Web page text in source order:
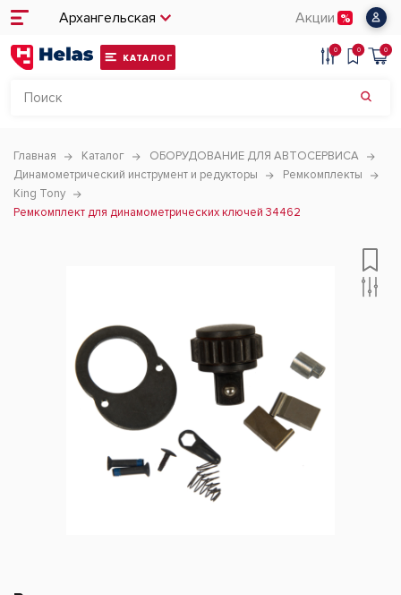
Архангельская Акции
КАТАЛОГ
0 0 0
Главная Каталог
ОБОРУДОВАНИЕ ДЛЯ АВТОСЕРВИСА
Динамометрический инструмент и редукторы
Ремкомплекты
King Tony
Ремкомплект для динамометрических ключей 34462